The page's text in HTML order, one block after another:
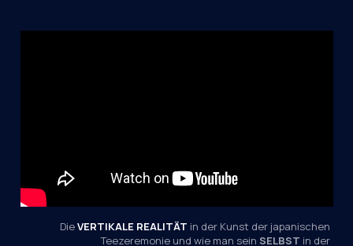
Die VERTIKALE REALITÄT in der Kunst der japanischen
Teezeremonie und wie man sein SELBST